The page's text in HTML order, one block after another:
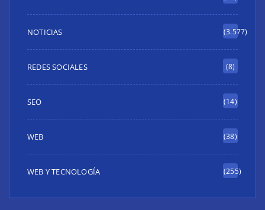
NOTICIAS (3.577)
REDES SOCIALES (8)
SEO (14)
WEB (38)
WEB Y TECNOLOGÍA (255)